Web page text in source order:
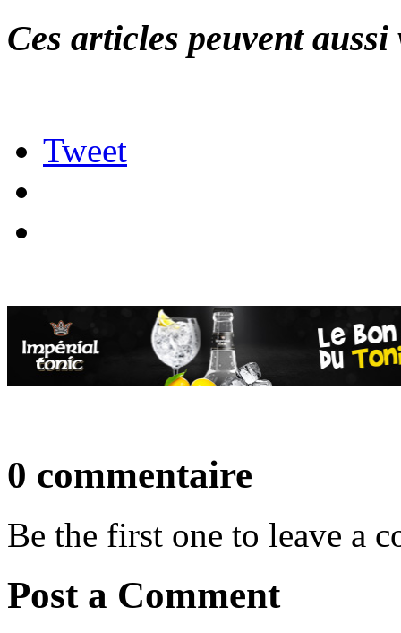
Ces articles peuvent
Tweet
0 commentaire
Be the first one to leave a
Post a Comment